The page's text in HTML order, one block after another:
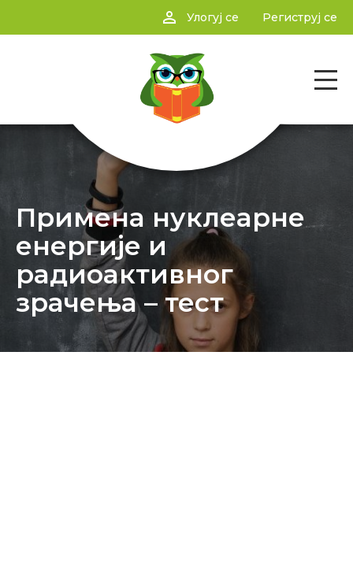
person_outline Улогуј се Региструј се
Примена нуклеарне
енергије и
радиоактивног
зрачења – тест